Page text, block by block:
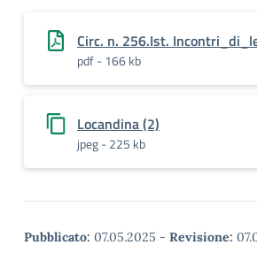
Circ. n. 256.Ist.
pdf - 166 kb
Locandina (2)
jpeg - 225 kb
Pubblicato: 07.05.2025 - Revisione: